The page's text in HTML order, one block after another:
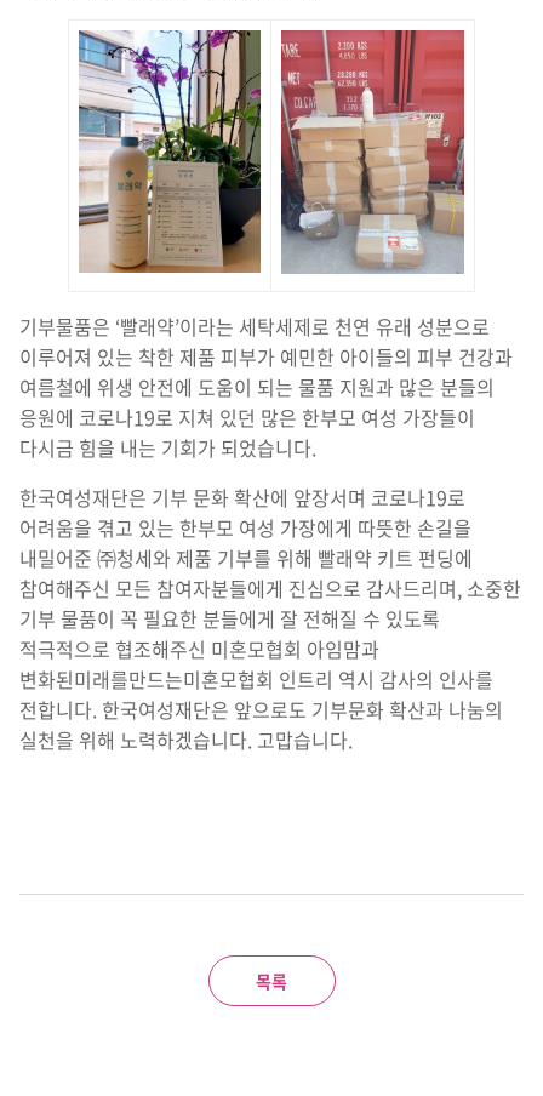
기부물품은 ‘빨래약’이라는 세탁세제로 천연 유래 성분으로
이루어져 있는 착한 제품 피부가 예민한 아이들의 피부 건강과
여름철에 위생 안전에 도움이 되는 물품 지원과 많은 분들의
응원에 코로나19로 지쳐 있던 많은 한부모 여성 가장들이
다시금 힘을 내는 기회가 되었습니다.
한국여성재단은 기부 문화 확산에 앞장서며 코로나19로
어려움을 겪고 있는 한부모 여성 가장에게 따뜻한 손길을
내밀어준 ㈜청세와 제품 기부를 위해 빨래약 키트 펀딩에
참여해주신 모든 참여자분들에게 진심으로 감사드리며, 소중한
기부 물품이 꼭 필요한 분들에게 잘 전해질 수 있도록
적극적으로 협조해주신 미혼모협회 아임맘과
변화된미래를만드는미혼모협회 인트리 역시 감사의 인사를
전합니다. 한국여성재단은 앞으로도 기부문화 확산과 나눔의
실천을 위해 노력하겠습니다. 고맙습니다.
목록